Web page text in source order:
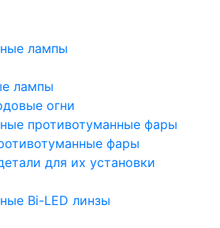
лампы
лампы
огни
противотуманные фары
фары
для их установки
Bi-LED линзы